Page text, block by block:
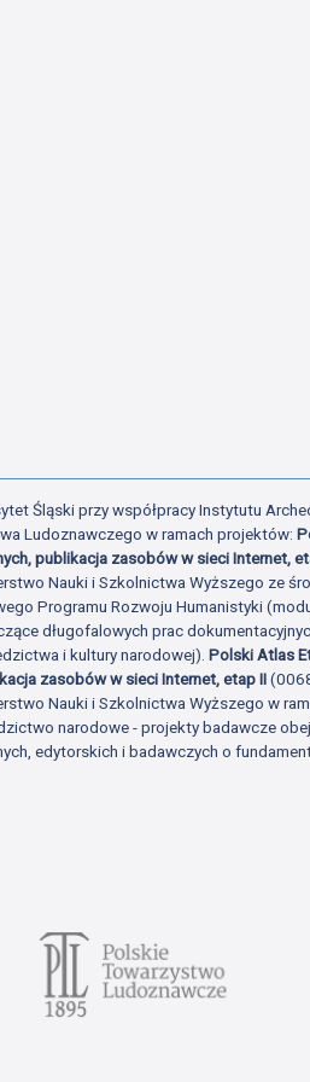
Śląski przy współpracy Instytutu
Ludoznawczego w ramach projektów:
publikacja zasobów w sieci Internet,
Nauki i Szkolnictwa Wyższego ze
Programu Rozwoju Humanistyki
długofalowych prac
i kultury narodowej).Polski Atlas
zasobów w sieci Internet, etap II
Nauki i Szkolnictwa Wyższego w
narodowe - projekty badawcze
edytorskich i badawczych o